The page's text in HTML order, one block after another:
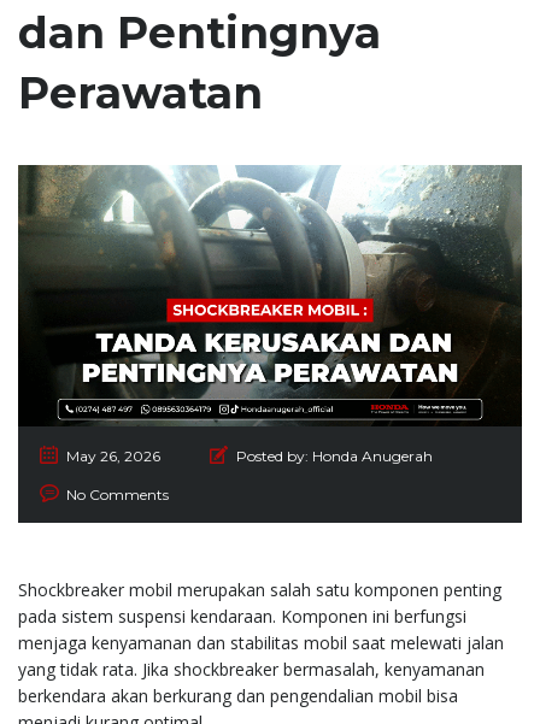
dan Pentingnya
Perawatan
May 26, 2026 Posted by: Honda Anugerah
No Comments
Shockbreaker mobil merupakan salah satu komponen penting
pada sistem suspensi kendaraan. Komponen ini berfungsi
menjaga kenyamanan dan stabilitas mobil saat melewati jalan
yang tidak rata. Jika shockbreaker bermasalah, kenyamanan
berkendara akan berkurang dan pengendalian mobil bisa